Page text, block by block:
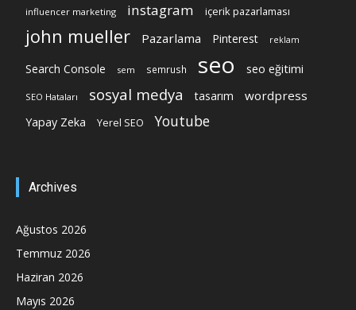
influencer marketing instagram içerik pazarlaması
john mueller Pazarlama Pinterest reklam
Search Console sem semrush seo seo eğitimi
SEO Hataları sosyal medya tasarım wordpress
Yapay Zeka Yerel SEO Youtube
Archives
Ağustos 2026
Temmuz 2026
Haziran 2026
Mayıs 2026